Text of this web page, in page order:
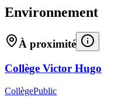
Environnement
À proximité
Collège Victor Hugo
CollègePublic